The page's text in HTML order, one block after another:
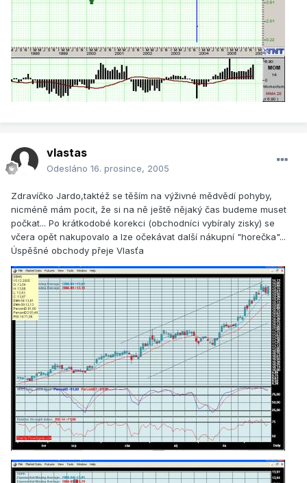
vlastas
Odesláno 16. prosince, 2005
Zdravíčko Jardo,taktéž se těším na výživné mědvědí pohyby,
nicméně mám pocit, že si na ně ještě nějaký čas budeme muset
počkat... Po krátkodobé korekci (obchodníci vybíraly zisky) se
včera opět nakupovalo a lze očekávat další nákupní "horečka"...
Úspěšné obchody přeje Vlasťa